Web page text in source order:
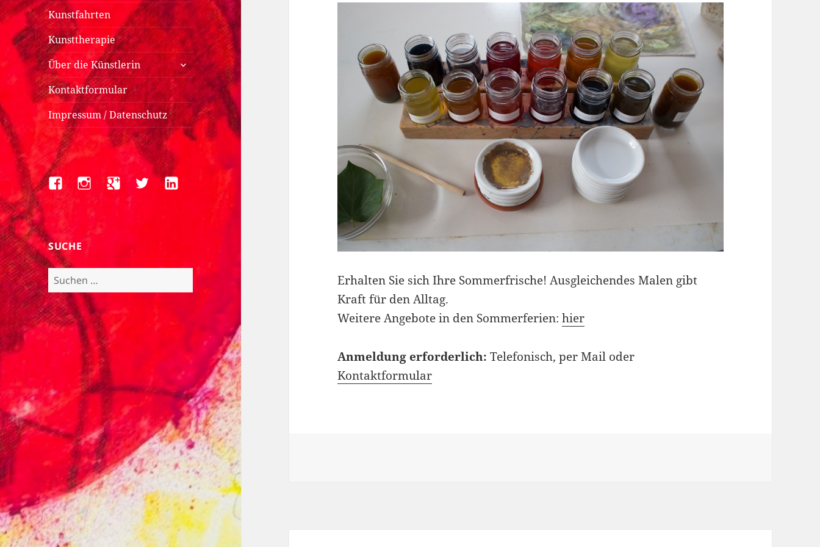
Kunstfahrten
Kunsttherapie
Über die Künstlerin
untermenü
anzeigen
Kontaktformular
Impressum / Datenschutz
FacebookInstagramGoogle+TwitterLinkedIn
SUCHE
Suchen
nach:
Erhalten Sie sich Ihre Sommerfrische! Ausgleichendes Malen gibt
Kraft für den Alltag.
Weitere Angebote in den Sommerferien:hier
Anmeldung erforderlich:Telefonisch, per Mail oder
Kontaktformular